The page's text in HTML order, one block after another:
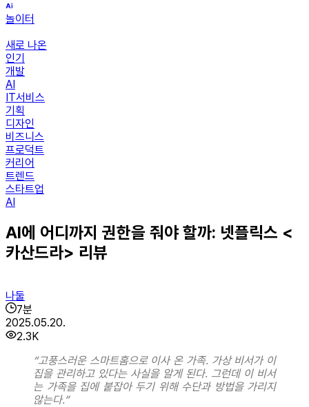
놀이터
새로 나온
인기
개발
AI
IT서비스
기획
디자인
비즈니스
프로덕트
커리어
트렌드
스타트업
AI
AI에 어디까지 권한을 줘야 할까: 넷플릭스 <
카산드라> 리뷰
나둘
7분
2025.05.20.
2.3K
“고풍스러운 스마트홈으로 이사 온 가족. 가상 비서가 이
집을 관리하고 있다는 사실을 알게 된다. 그런데 이 비서
는 가족을 집에 붙잡아 두기 위해 수단과 방법을 가리지
않는다.”